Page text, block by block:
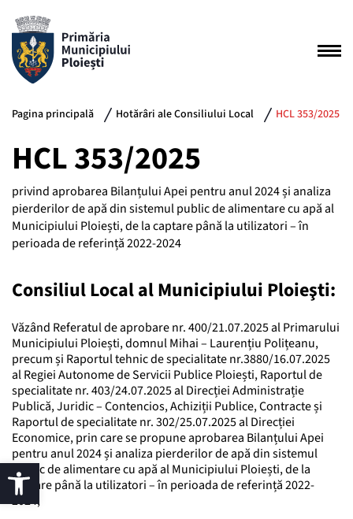
Pagina principală Hotărâri ale Consiliului Local HCL 353/2025
HCL 353/2025
privind aprobarea Bilanțului Apei pentru anul 2024 și analiza
pierderilor de apă din sistemul public de alimentare cu apă al
Municipiului Ploiești, de la captare până la utilizatori – în
perioada de referință 2022-2024
Consiliul Local al Municipiului Ploieşti:
Văzând Referatul de aprobare nr. 400/21.07.2025 al Primarului
Municipiului Ploiești, domnul Mihai – Laurențiu Polițeanu,
precum și Raportul tehnic de specialitate nr.3880/16.07.2025
al Regiei Autonome de Servicii Publice Ploiești, Raportul de
specialitate nr. 403/24.07.2025 al Direcției Administrație
Publică, Juridic – Contencios, Achiziții Publice, Contracte și
Raportul de specialitate nr. 302/25.07.2025 al Direcției
Economice, prin care se propune aprobarea Bilanțului Apei
pentru anul 2024 și analiza pierderilor de apă din sistemul
public de alimentare cu apă al Municipiului Ploiești, de la
captare până la utilizatori – în perioada de referință 2022-
2024;